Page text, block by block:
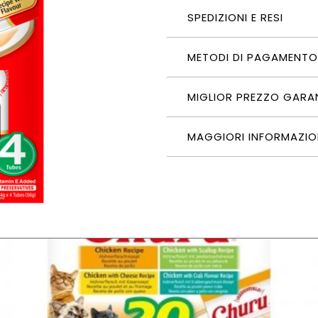
SPEDIZIONI E RESI
METODI DI PAGAMENTO
MIGLIOR PREZZO
MAGGIORI